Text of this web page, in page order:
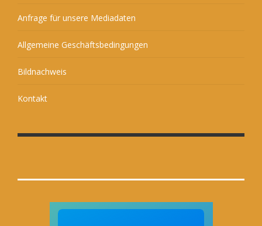
Anfrage für unsere Mediadaten
Allgemeine Geschäftsbedingungen
Bildnachweis
Kontakt